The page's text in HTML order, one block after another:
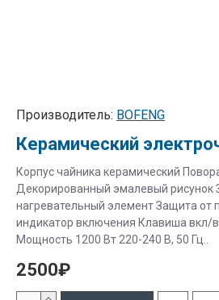
Производитель: BOFENG
Корпус чайника керамический
Декорированный эмалевый рисунок
нагревательный элемент Защита от
индикатор включения Клавиша вкл/
Мощность 1200 Вт 220-240 В, 50 Гц..
2500₽